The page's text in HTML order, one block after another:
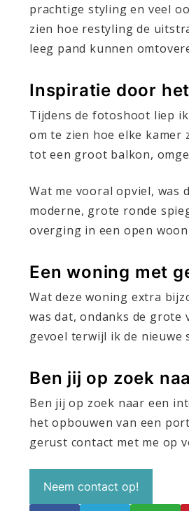
prachtige styling en veel
zien hoe restyling de
leeg pand kunnen
Inspiratie door
Tijdens de fotoshoot liep
om te zien hoe elke kamer
tot een groot balkon,
Wat me vooral opviel, was
moderne, grote ronde
overging in een open
Een woning met
Wat deze woning extra
was dat, ondanks de
gevoel terwijl ik de nieuwe
Ben jij op zoek
Ben jij op zoek naar een
het opbouwen van een
gerust contact met me op
Neem contact op!